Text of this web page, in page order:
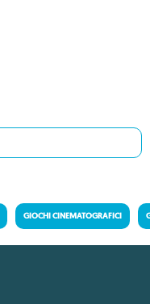
GIOCHI CINEMATOGRAFICI